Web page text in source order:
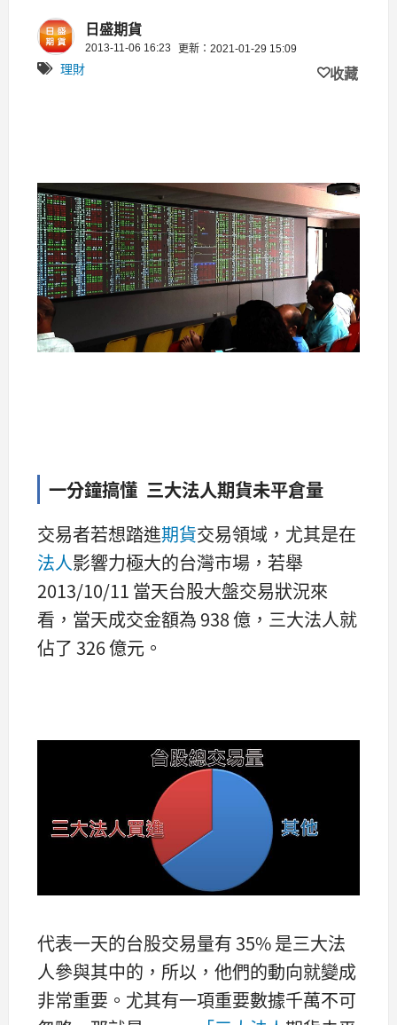
平倉量」日盛期貨
2013-11-06 16:23 更新：2021-01-29 15:09
理財 收藏
一分鐘搞懂 三大法人期貨未平倉量
交易者若想踏進期貨交易領域，尤其是在
法人影響力極大的台灣市場，若舉
2013/10/11 當天台股大盤交易狀況來
看，當天成交金額為 938 億，三大法人就
佔了 326 億元。
代表一天的台股交易量有 35% 是三大法
人參與其中的，所以，他們的動向就變成
非常重要。尤其有一項重要數據千萬不可